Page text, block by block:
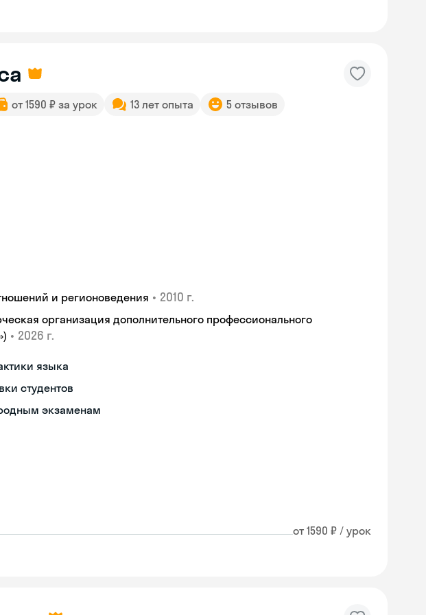
от 1590 ₽ за урок 13 лет опыта 5 отзывов
и регионоведения • 2010 г.
организация дополнительного профессионального
• 2026 г.
языка
студентов
экзаменам
от 1590 ₽ / урок